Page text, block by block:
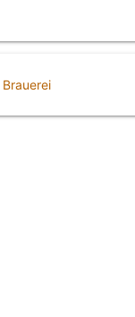
Brauerei